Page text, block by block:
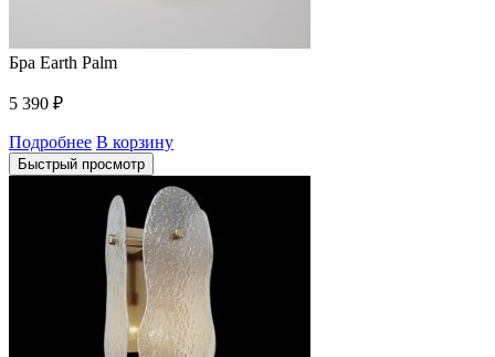
Бра Earth Palm
5 390 ₽
Подробнее В корзину
Быстрый просмотр